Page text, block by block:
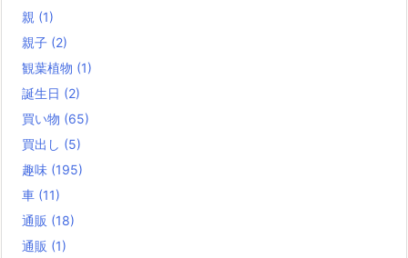
親 (1)
親子 (2)
観葉植物 (1)
誕生日 (2)
買い物 (65)
買出し (5)
趣味 (195)
車 (11)
通販 (18)
通販 (1)